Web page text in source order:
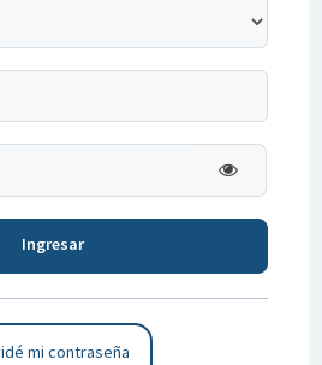
Ingresar
mi contraseña